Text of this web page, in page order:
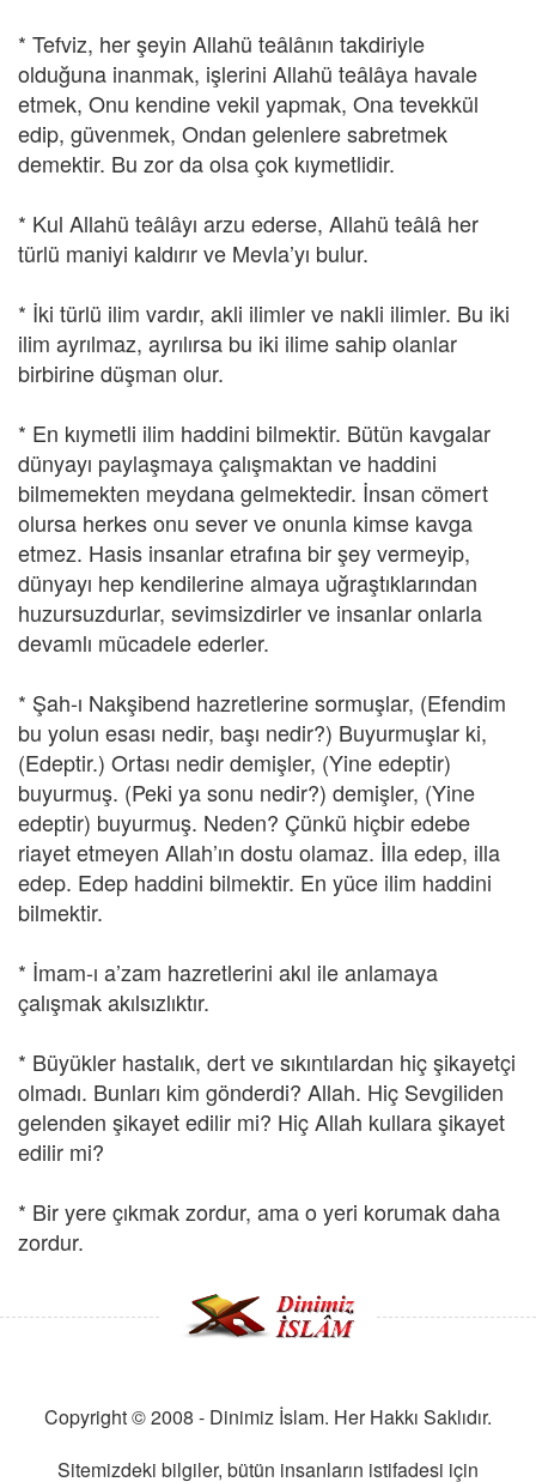
* Tefviz, her şeyin Allahü teâlânın takdiriyle
olduğuna inanmak, işlerini Allahü teâlâya havale
etmek, Onu kendine vekil yapmak, Ona tevekkül
edip, güvenmek, Ondan gelenlere sabretmek
demektir. Bu zor da olsa çok kıymetlidir.
* Kul Allahü teâlâyı arzu ederse, Allahü teâlâ her
türlü maniyi kaldırır ve Mevla’yı bulur.
* İki türlü ilim vardır, akli ilimler ve nakli ilimler. Bu iki
ilim ayrılmaz, ayrılırsa bu iki ilime sahip olanlar
birbirine düşman olur.
* En kıymetli ilim haddini bilmektir. Bütün kavgalar
dünyayı paylaşmaya çalışmaktan ve haddini
bilmemekten meydana gelmektedir. İnsan cömert
olursa herkes onu sever ve onunla kimse kavga
etmez. Hasis insanlar etrafına bir şey vermeyip,
dünyayı hep kendilerine almaya uğraştıklarından
huzursuzdurlar, sevimsizdirler ve insanlar onlarla
devamlı mücadele ederler.
* Şah-ı Nakşibend hazretlerine sormuşlar, (Efendim
bu yolun esası nedir, başı nedir?) Buyurmuşlar ki,
(Edeptir.) Ortası nedir demişler, (Yine edeptir)
buyurmuş. (Peki ya sonu nedir?) demişler, (Yine
edeptir) buyurmuş. Neden? Çünkü hiçbir edebe
riayet etmeyen Allah’ın dostu olamaz. İlla edep, illa
edep. Edep haddini bilmektir. En yüce ilim haddini
bilmektir.
* İmam-ı a’zam hazretlerini akıl ile anlamaya
çalışmak akılsızlıktır.
* Büyükler hastalık, dert ve sıkıntılardan hiç şikayetçi
olmadı. Bunları kim gönderdi? Allah. Hiç Sevgiliden
gelenden şikayet edilir mi? Hiç Allah kullara şikayet
edilir mi?
* Bir yere çıkmak zordur, ama o yeri korumak daha
zordur.
Copyright © 2008 - Dinimiz İslam. Her Hakkı Saklıdır.
Sitemizdeki bilgiler, bütün insanların istifadesi için